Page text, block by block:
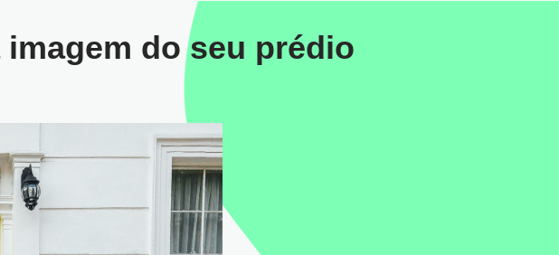
do seu prédio